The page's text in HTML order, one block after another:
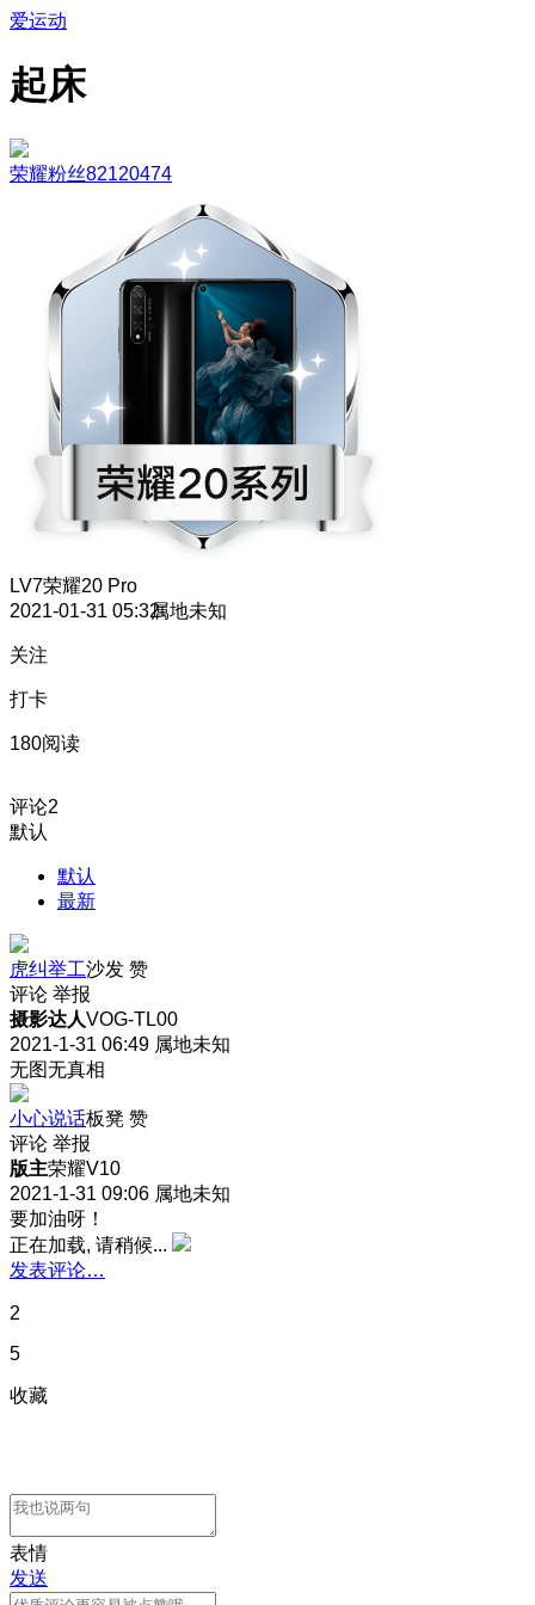
爱运动
起床
荣耀粉丝82120474
LV7荣耀20 Pro
2021-01-31 05:32属地未知
关注
打卡
180阅读
评论2
默认
默认
最新
虎纠举工沙发 赞
评论 举报
摄影达人VOG-TL00
2021-1-31 06:49 属地未知
无图无真相
小心说话板凳 赞
评论 举报
版主荣耀V10
2021-1-31 09:06 属地未知
要加油呀！
正在加载, 请稍候...
发表评论…
2
5
收藏
表情
发送